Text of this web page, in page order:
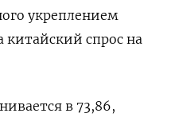
укреплением
китайский спрос на
в 73,86,